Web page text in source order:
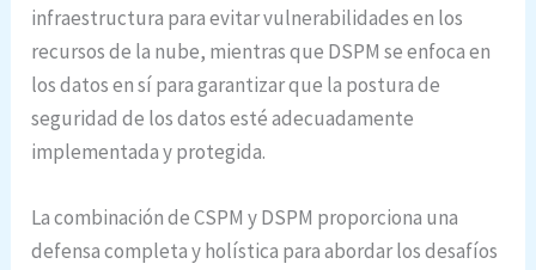
infraestructura para evitar vulnerabilidades en los
recursos de la nube, mientras que DSPM se enfoca en
los datos en sí para garantizar que la postura de
seguridad de los datos esté adecuadamente
implementada y protegida.
La combinación de CSPM y DSPM proporciona una
defensa completa y holística para abordar los desafíos